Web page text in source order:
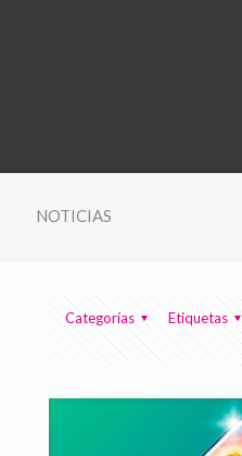
NOTICIAS
Categorías Etiquetas